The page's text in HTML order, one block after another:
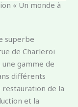
« Un monde à
superbe
de Charleroi
gamme de
différents
de la
et la